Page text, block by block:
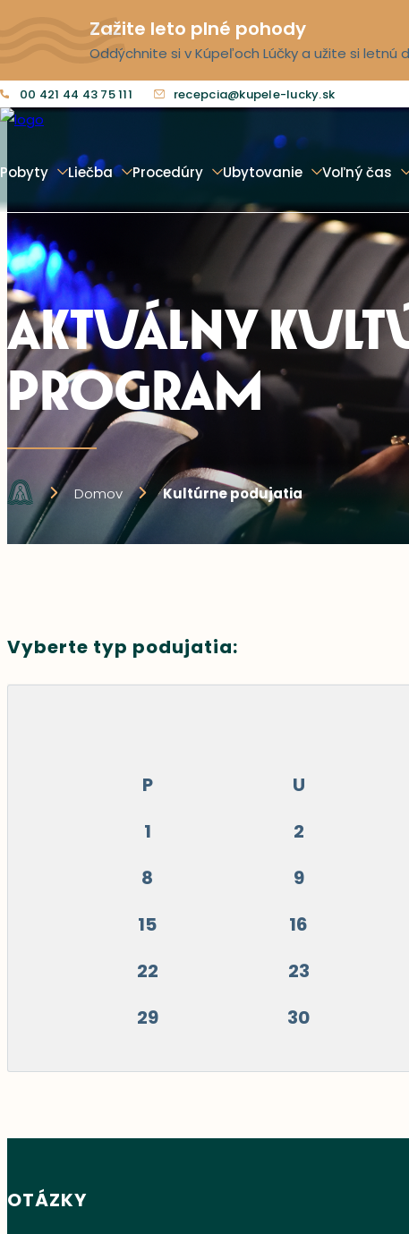
Zažite leto plné pohody
Oddýchnite si v Kúpeľoch Lúčky a užite si
00 421 44 43 75 111 recepcia@kupele-lucky.sk
Pobyty Liečba Procedúry Ubytovanie Voľný čas
AKTUÁLNY
PROGRAM
Domov Kultúrne podujatia
Vyberte typ podujatia:
P U
1
2
8
9
15
16
22
23
29
30
OTÁZKY